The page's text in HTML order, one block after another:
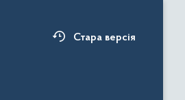
Стара версія